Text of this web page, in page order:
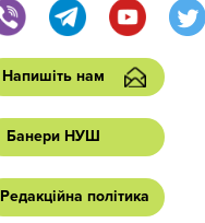
Напишіть нам
Банери НУШ
Редакційна політика